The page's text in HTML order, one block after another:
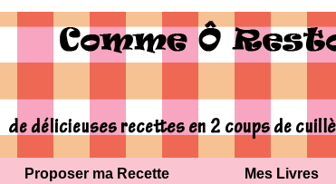
Proposer ma Recette Mes Livres